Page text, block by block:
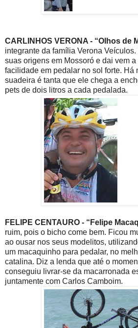
CARLINHOS VERONA - “Olhos de
integrante da família Verona
suas origens em Mossoró e dai vem
facilidade em pedalar no sol forte. Há
suadeira é tanta que ele chega a
pets de dois litros a cada pedalada.
FELIPE CENTAURO - “Felipe
ruim, pois o bicho come bem. Ficou
ao ousar nos seus modelitos,
um macaquinho para pedalar, no
catalina. Diz a lenda que até o
conseguiu livrar-se da macarronada
juntamente com Carlos Camboim.